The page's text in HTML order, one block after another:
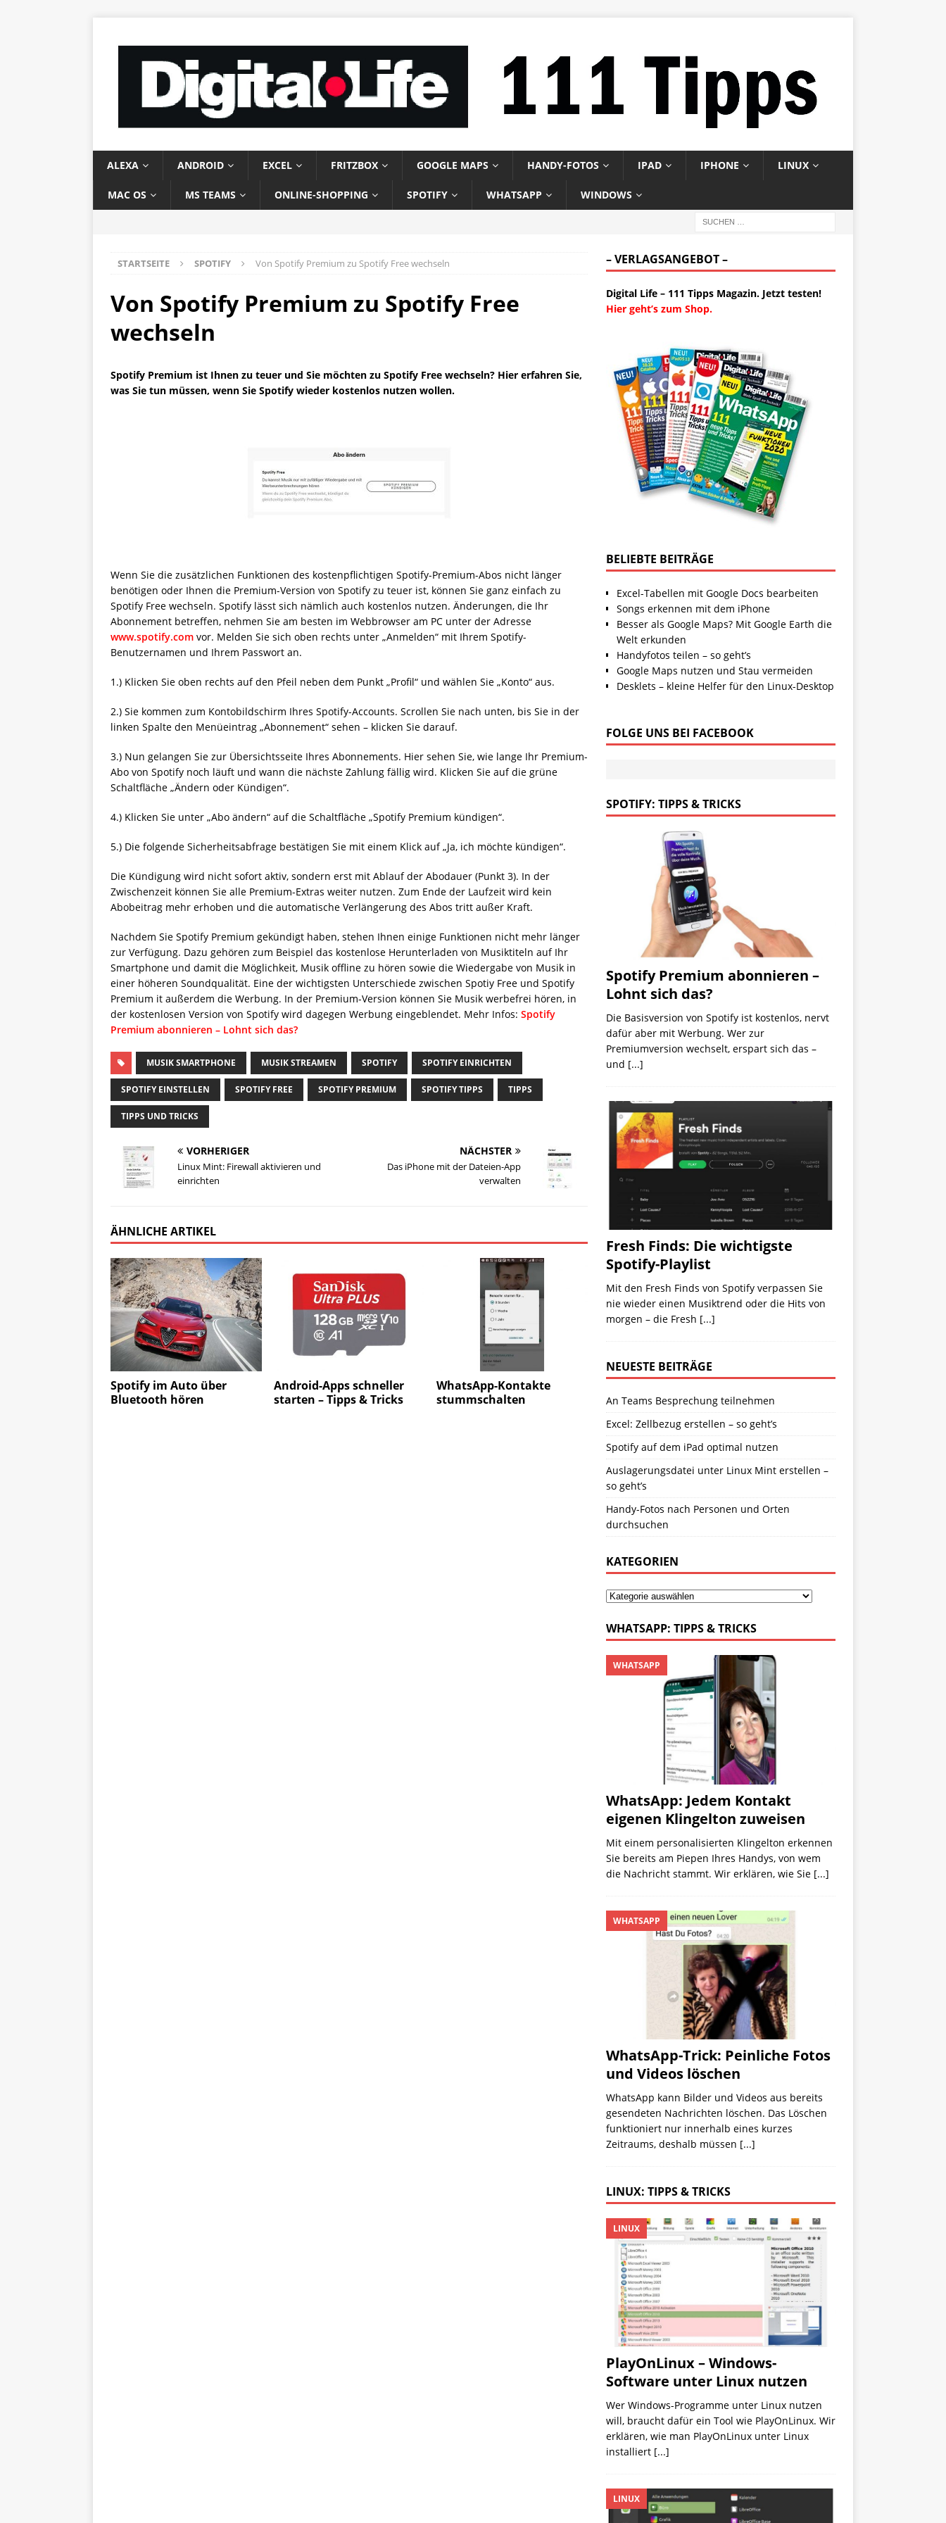
ALEXA ANDROID EXCEL FRITZBOX GOOGLE MAPS HANDY-FOTOS IPAD IPHONE LINUX
MAC OS MS TEAMS ONLINE-SHOPPING SPOTIFY WHATSAPP WINDOWS
STARTSEITE SPOTIFY Von Spotify Premium zu Spotify Free wechseln
Von Spotify Premium zu Spotify Free
wechseln
Spotify Premium ist Ihnen zu teuer und Sie möchten zu Spotify Free wechseln? Hier erfahren Sie,
was Sie tun müssen, wenn Sie Spotify wieder kostenlos nutzen wollen.
Wenn Sie die zusätzlichen Funktionen des kostenpflichtigen Spotify-Premium-Abos nicht länger
benötigen oder Ihnen die Premium-Version von Spotify zu teuer ist, können Sie ganz einfach zu
Spotify Free wechseln. Spotify lässt sich nämlich auch kostenlos nutzen. Änderungen, die Ihr
Abonnement betreffen, nehmen Sie am besten im Webbrowser am PC unter der Adresse
www.spotify.com vor. Melden Sie sich oben rechts unter „Anmelden“ mit Ihrem Spotify-
Benutzernamen und Ihrem Passwort an.
1.) Klicken Sie oben rechts auf den Pfeil neben dem Punkt „Profil“ und wählen Sie „Konto“ aus.
2.) Sie kommen zum Kontobildschirm Ihres Spotify-Accounts. Scrollen Sie nach unten, bis Sie in der
linken Spalte den Menüeintrag „Abonnement“ sehen – klicken Sie darauf.
3.) Nun gelangen Sie zur Übersichtsseite Ihres Abonnements. Hier sehen Sie, wie lange Ihr Premium-
Abo von Spotify noch läuft und wann die nächste Zahlung fällig wird. Klicken Sie auf die grüne
Schaltfläche „Ändern oder Kündigen“.
4.) Klicken Sie unter „Abo ändern“ auf die Schaltfläche „Spotify Premium kündigen“.
5.) Die folgende Sicherheitsabfrage bestätigen Sie mit einem Klick auf „Ja, ich möchte kündigen“.
Die Kündigung wird nicht sofort aktiv, sondern erst mit Ablauf der Abodauer (Punkt 3). In der
Zwischenzeit können Sie alle Premium-Extras weiter nutzen. Zum Ende der Laufzeit wird kein
Abobeitrag mehr erhoben und die automatische Verlängerung des Abos tritt außer Kraft.
Nachdem Sie Spotify Premium gekündigt haben, stehen Ihnen einige Funktionen nicht mehr länger
zur Verfügung. Dazu gehören zum Beispiel das kostenlose Herunterladen von Musiktiteln auf Ihr
Smartphone und damit die Möglichkeit, Musik offline zu hören sowie die Wiedergabe von Musik in
einer höheren Soundqualität. Eine der wichtigsten Unterschiede zwischen Spotiy Free und Spotify
Premium it außerdem die Werbung. In der Premium-Version können Sie Musik werbefrei hören, in
der kostenlosen Version von Spotify wird dagegen Werbung eingeblendet. Mehr Infos: Spotify
Premium abonnieren – Lohnt sich das?
MUSIK SMARTPHONE MUSIK STREAMEN SPOTIFY SPOTIFY EINRICHTEN
SPOTIFY EINSTELLEN SPOTIFY FREE SPOTIFY PREMIUM SPOTIFY TIPPS TIPPS
TIPPS UND TRICKS
VORHERIGER
Linux Mint: Firewall aktivieren und
einrichten
NÄCHSTER
Das iPhone mit der Dateien-App
verwalten
ÄHNLICHE ARTIKEL
Spotify im Auto über
Bluetooth hören
Android-Apps schneller
starten – Tipps & Tricks
WhatsApp-Kontakte
stummschalten
– VERLAGSANGEBOT –
Digital Life – 111 Tipps Magazin. Jetzt testen!
Hier geht’s zum Shop.
BELIEBTE BEITRÄGE
Excel-Tabellen mit Google Docs bearbeiten
Songs erkennen mit dem iPhone
Besser als Google Maps? Mit Google Earth die
Welt erkunden
Handyfotos teilen – so geht’s
Google Maps nutzen und Stau vermeiden
Desklets – kleine Helfer für den Linux-Desktop
FOLGE UNS BEI FACEBOOK
SPOTIFY: TIPPS & TRICKS
Spotify Premium abonnieren –
Lohnt sich das?
Die Basisversion von Spotify ist kostenlos, nervt
dafür aber mit Werbung. Wer zur
Premiumversion wechselt, erspart sich das –
und [...]
Fresh Finds: Die wichtigste
Spotify-Playlist
Mit den Fresh Finds von Spotify verpassen Sie
nie wieder einen Musiktrend oder die Hits von
morgen – die Fresh [...]
NEUESTE BEITRÄGE
An Teams Besprechung teilnehmen
Excel: Zellbezug erstellen – so geht’s
Spotify auf dem iPad optimal nutzen
Auslagerungsdatei unter Linux Mint erstellen –
so geht’s
Handy-Fotos nach Personen und Orten
durchsuchen
KATEGORIEN
WHATSAPP: TIPPS & TRICKS
WhatsApp: Jedem Kontakt
eigenen Klingelton zuweisen
WHATSAPP
Mit einem personalisierten Klingelton erkennen
Sie bereits am Piepen Ihres Handys, von wem
die Nachricht stammt. Wir erklären, wie Sie [...]
WhatsApp-Trick: Peinliche Fotos
und Videos löschen
WHATSAPP
WhatsApp kann Bilder und Videos aus bereits
gesendeten Nachrichten löschen. Das Löschen
funktioniert nur innerhalb eines kurzes
Zeitraums, deshalb müssen [...]
LINUX: TIPPS & TRICKS
PlayOnLinux – Windows-
Software unter Linux nutzen
LINUX
Wer Windows-Programme unter Linux nutzen
will, braucht dafür ein Tool wie PlayOnLinux. Wir
erklären, wie man PlayOnLinux unter Linux
installiert [...]
LINUX